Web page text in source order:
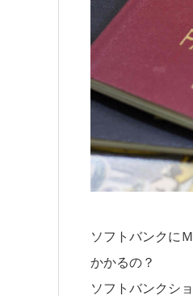
ソフトバンクに
かかるの？
ソフトバンクシ